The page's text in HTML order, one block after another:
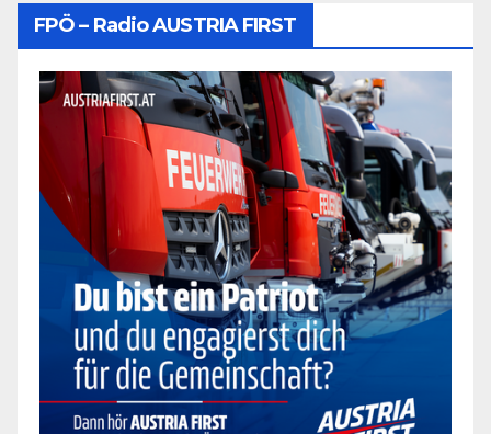
FPÖ – Radio AUSTRIA FIRST